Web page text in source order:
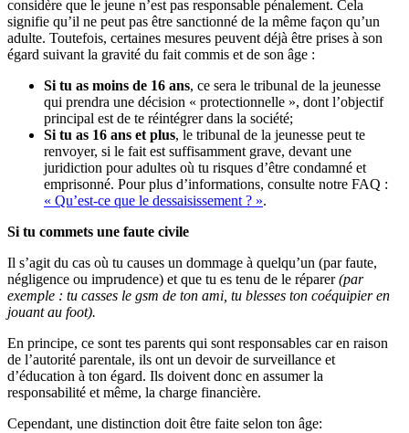
considère que le jeune n’est pas responsable pénalement. Cela
signifie qu’il ne peut pas être sanctionné de la même façon qu’un
adulte. Toutefois, certaines mesures peuvent déjà être prises à son
égard suivant la gravité du fait commis et de son âge :
Si tu as moins de 16 ans, ce sera le tribunal de la jeunesse
qui prendra une décision « protectionnelle », dont l’objectif
principal est de te réintégrer dans la société;
Si tu as 16 ans et plus, le tribunal de la jeunesse peut te
renvoyer, si le fait est suffisamment grave, devant une
juridiction pour adultes où tu risques d’être condamné et
emprisonné. Pour plus d’informations, consulte notre FAQ :
« Qu’est-ce que le dessaisissement ? ».
Si tu commets une faute civile
Il s’agit du cas où tu causes un dommage à quelqu’un (par faute,
négligence ou imprudence) et que tu es tenu de le réparer(par
exemple : tu casses le gsm de ton ami, tu blesses ton coéquipier en
jouant au foot).
En principe, ce sont tes parents qui sont responsables car en raison
de l’autorité parentale, ils ont un devoir de surveillance et
d’éducation à ton égard. Ils doivent donc en assumer la
responsabilité et même, la charge financière.
Cependant, une distinction doit être faite selon ton âge: